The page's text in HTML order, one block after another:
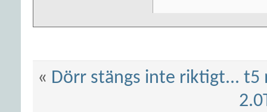
« Dörr stängs inte riktigt... t5